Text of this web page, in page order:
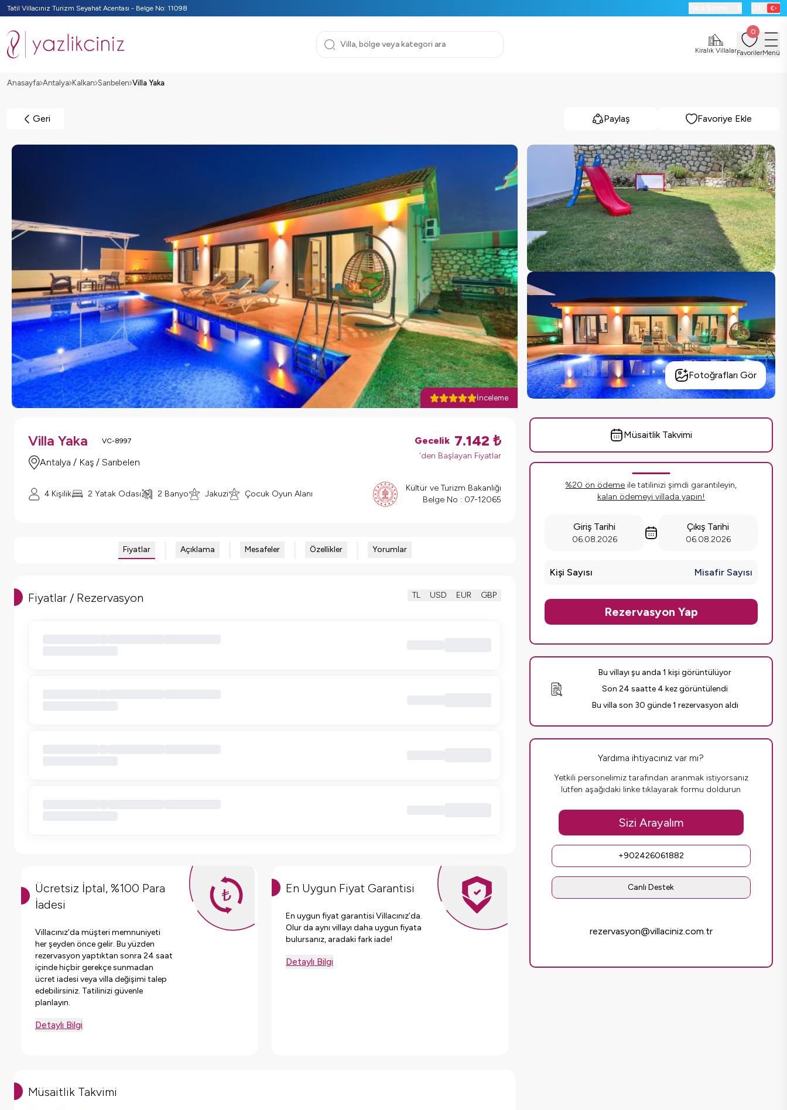
Tatil Villacınız Turizm Seyahat Acentası - Belge No: 11098
Kiralık Villalar
0
FavorilerMenü
Anasayfa Antalya Kalkan Sarıbelen Villa Yaka
Geri Paylaş Favoriye Ekle
İnceleme
Fotoğrafları Gör
Villa Yaka VC-8997
Antalya / Kaş / Sarıbelen
Gecelik 7.142 ₺
'den Başlayan Fiyatlar
4 Kişilik 2 Yatak Odası 2 Banyo Jakuzi Çocuk Oyun Alanı
Kültür ve Turizm Bakanlığı
Belge No : 07-12065
Fiyatlar Açıklama Mesafeler Özellikler Yorumlar
Fiyatlar / Rezervasyon TL USD EUR GBP
Ücretsiz İptal, %100 Para
İadesi
Villacınız'da müşteri memnuniyeti
her şeyden önce gelir. Bu yüzden
rezervasyon yaptıktan sonra 24 saat
içinde hiçbir gerekçe sunmadan
ücret iadesi veya villa değişimi talep
edebilirsiniz. Tatilinizi güvenle
planlayın.
Detaylı Bilgi
En Uygun Fiyat Garantisi
En uygun fiyat garantisi Villacınız’da.
Olur da aynı villayı daha uygun fiyata
bulursanız, aradaki fark iade!
Detaylı Bilgi
Müsaitlik Takvimi
Müsaitlik Takvimi
%20 ön ödeme ile tatilinizi şimdi garantileyin,
kalan ödemeyi villada yapın!
Giriş Tarihi
06.08.2026
Çıkış Tarihi
06.08.2026
Kişi Sayısı Misafir Sayısı
Rezervasyon Yap
Bu villayı şu anda 1 kişi görüntülüyor
Son 24 saatte 4 kez görüntülendi
Bu villa son 30 günde 1 rezervasyon aldı
Yardıma ihtiyacınız var mı?
Yetkili personelimiz tarafından aranmak istiyorsanız
lütfen aşağıdaki linke tıklayarak formu doldurun
Sizi Arayalım
+902426061882
Canlı Destek
rezervasyon@villaciniz.com.tr